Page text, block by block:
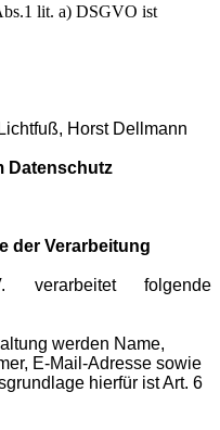
lit. a) DSGVO ist
Horst Dellmann
Datenschutz
der Verarbeitung
folgende
werden Name,
E-Mail-Adresse sowie
hierfür ist Art. 6